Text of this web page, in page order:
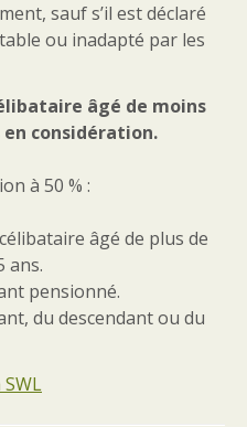
sauf s’il est déclaré
ou inadapté par les
âgé de moins
en considération.
à 50 % :
âgé de plus de
ans.
pensionné.
du descendant ou du